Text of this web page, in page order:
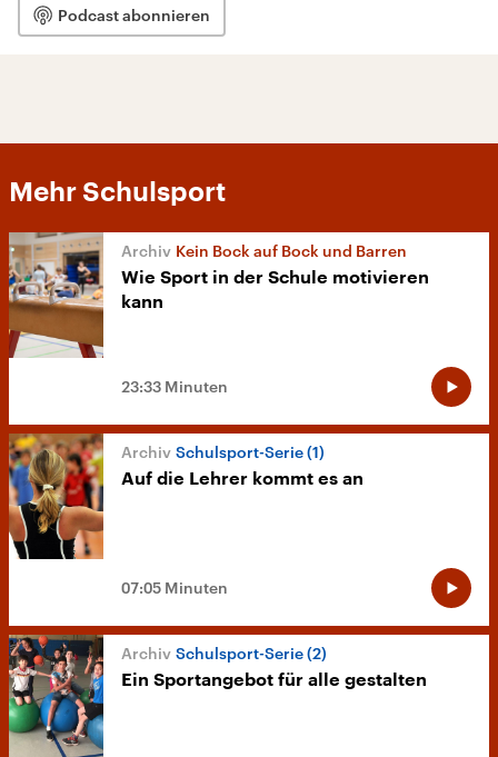
Podcast abonnieren
Mehr Schulsport
Kein Bock auf Bock und Barren
Wie Sport in der Schule motivieren
kann
23:33 Minuten
Schulsport-Serie (1)
Auf die Lehrer kommt es an
07:05 Minuten
Schulsport-Serie (2)
Ein Sportangebot für alle gestalten